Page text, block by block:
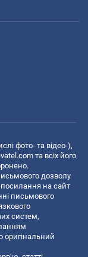
фото- та відео-),
та всіх його
дозволу
посилання на сайт
письмового
систем,
оригінальний